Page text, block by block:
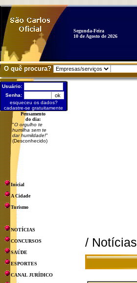
Segunda-Feira
10 de Agosto de 2026
O quê procura?
Usuário:
Senha:
esqueceu os dados?
cadastre-se gratuitamente
Pensamento
do dia:
"O orgulho te
humilha sem te
dar humildade!"
(Desconhecido)
Inicial
A Cidade
Turismo
NOTÍCIAS
CONCURSOS
SAÚDE
ESPORTES
CANAL JURÍDICO
/ Notícias